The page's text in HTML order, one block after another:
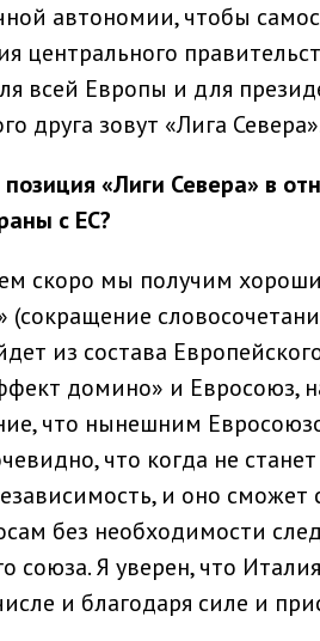
автономии, чтобы
центрального
всей Европы и для
друга зовут «Лига
«Лиги Севера» в
с ЕС?
скоро мы получим
(сокращение
из состава
домино» и Евросоюз,
что нынешним
что когда не
и оно
без необходимости
союза. Я уверен, что
и благодаря силе и